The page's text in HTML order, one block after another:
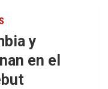
y
en el